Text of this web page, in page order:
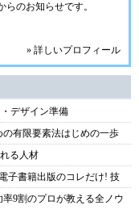
のお知らせです。
» 詳しいプロフィール
デザイン準備
有限要素法はじめの一歩
る人材
子書籍出版のコレだけ! 技
9割のプロが教える全ノウ